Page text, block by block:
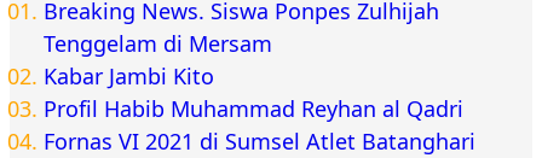
Breaking News. Siswa Ponpes Zulhijah
Tenggelam di Mersam
Kabar Jambi Kito
Profil Habib Muhammad Reyhan al Qadri
Fornas VI 2021 di Sumsel Atlet Batanghari